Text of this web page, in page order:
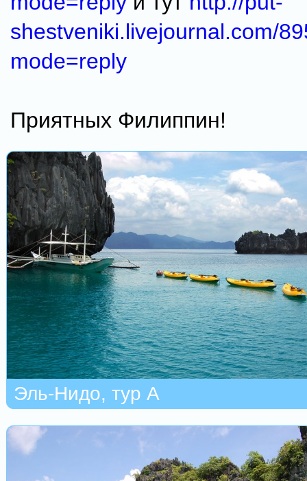
shestveniki.livejournal.com/
mode=reply
Приятных Филиппин!
Эль-Нидо, тур А